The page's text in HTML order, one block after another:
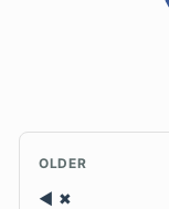
OLDER
✖